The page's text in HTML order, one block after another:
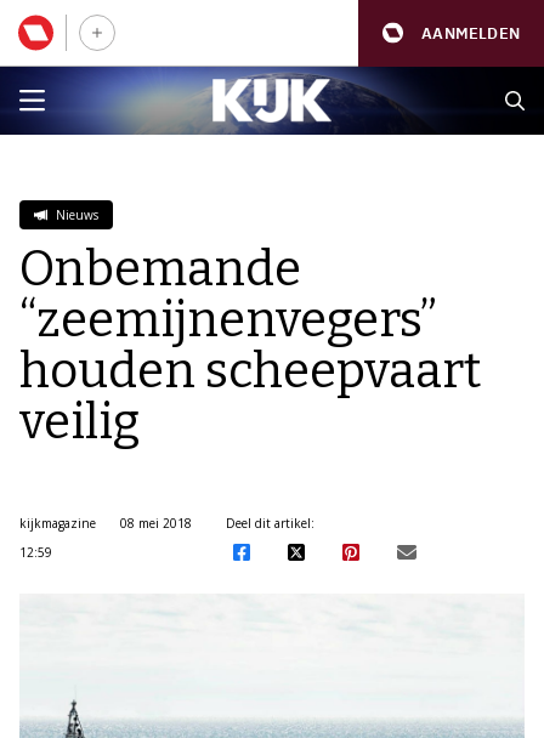
AANMELDEN
Nieuws
Onbemande
“zeemijnenvegers”
houden scheepvaart
veilig
kijkmagazine
08 mei 2018
12:59
Deel dit artikel: